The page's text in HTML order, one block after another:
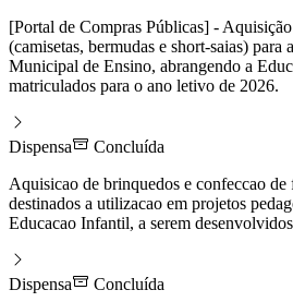
[Portal de Compras Públicas] -
(camisetas, bermudas e short-saias) para
Municipal de Ensino, abrangendo a
matriculados para o ano letivo de 2026.
Dispensa
Concluída
Aquisicao de brinquedos e confeccao de
destinados a utilizacao em projetos
Educacao Infantil, a serem
Dispensa
Concluída